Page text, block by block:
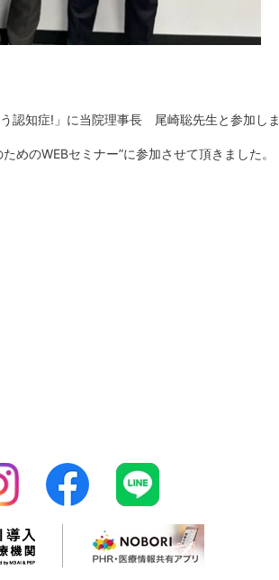
認知症!」に当院理事長 尾崎聡先生と参加しま
めのWEBセミナー”に参加させて頂きました。